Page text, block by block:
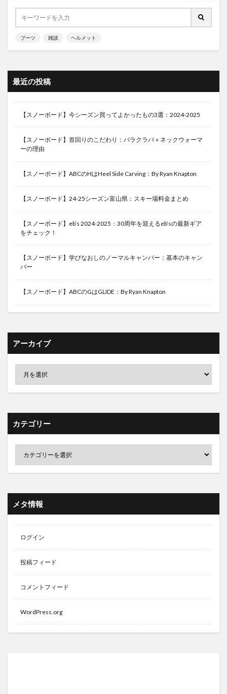
ブーツ 雑談 ヘルメット
最近の投稿
【スノーボード】今シーズン買ってよかったもの3選：2024-2025
【スノーボード】首回りのこだわり：バラクラバ＋ネックウォーマ
ーの理由
【スノーボード】ABCのHはHeel Side Carving：By Ryan Knapton
【スノーボード】24-25シーズン富山県：スキー場料金まとめ
【スノーボード】eb’s 2024-2025：30周年を迎えるeb’sの最新ギア
をチェック！
【スノーボード】学びなおしのノーマルキャンバー：基本のキャン
バー
【スノーボード】ABCのGはGLIDE：By Ryan Knapton
アーカイブ
カテゴリー
メタ情報
ログイン
投稿フィード
コメントフィード
WordPress.org